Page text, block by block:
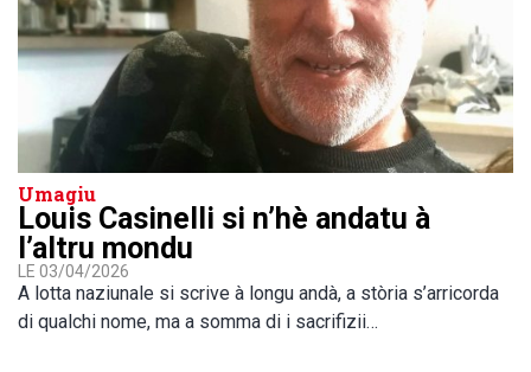
Umagiu
Louis Casinelli si n’hè andatu à
l’altru mondu
LE 03/04/2026
A lotta naziunale si scrive à longu andà, a stòria s’arricorda
di qualchi nome, ma a somma di i sacrifizii…